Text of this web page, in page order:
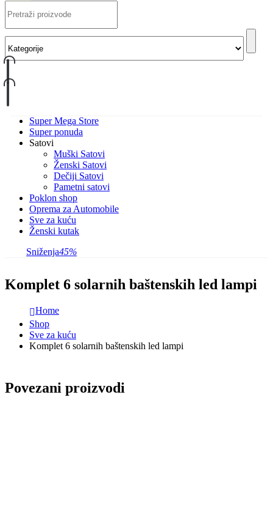
Super Mega Store
Super ponuda
Satovi
Muški Satovi
Ženski Satovi
Dečiji Satovi
Pametni satovi
Poklon shop
Oprema za Automobile
Sve za kuću
Ženski kutak
Sniženja45%
Komplet 6 solarnih baštenskih led lampi
Home
Shop
Sve za kuću
Komplet 6 solarnih baštenskih led lampi
Povezani proizvodi